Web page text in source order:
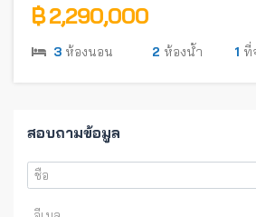
฿ 2,290,000
3 ห้องนอน 2 ห้องน้ำ 1 ที่
สอบถามข้อมูล